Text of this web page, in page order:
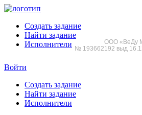
Создать задание
Найти задание
Исполнители
ООО «ВеДу
№ 193662192 выд
Войти
Создать задание
Найти задание
Исполнители